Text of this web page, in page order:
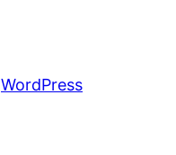
WordPress